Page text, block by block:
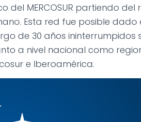
MERCOSUR partiendo del
Esta red fue posible dado
de 30 años ininterrumpidos
a nivel nacional como
e Iberoamérica.